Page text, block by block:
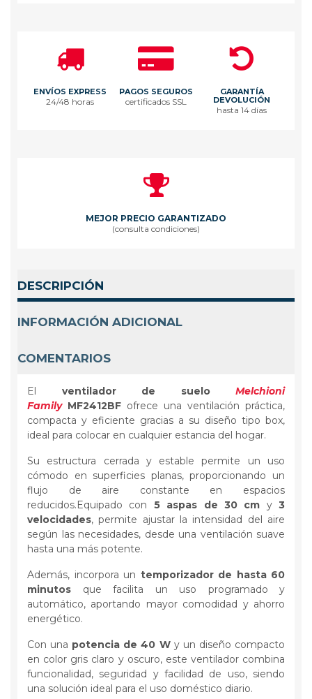
ENVÍOS EXPRESS
24/48 horas
PAGOS SEGUROS
certificados SSL
GARANTÍA
DEVOLUCIÓN
hasta 14 días
MEJOR PRECIO GARANTIZADO
(consulta condiciones)
DESCRIPCIÓN
INFORMACIÓN ADICIONAL
COMENTARIOS
El ventilador de suelo
Melchioni
Family MF2412BF ofrece una ventilación práctica,
compacta y eficiente gracias a su diseño tipo box,
ideal para colocar en cualquier estancia del hogar.
Su estructura cerrada y estable permite un uso
cómodo en superficies planas, proporcionando un
flujo de aire constante en espacios
reducidos.Equipado con 5 aspas de 30 cm y3
velocidades, permite ajustar la intensidad del aire
según las necesidades, desde una ventilación suave
hasta una más potente.
Además, incorpora un temporizador de hasta 60
minutos que facilita un uso programado y
automático, aportando mayor comodidad y ahorro
energético.
Con una potencia de 40 Wy un diseño compacto
en color gris claro y oscuro, este ventilador combina
funcionalidad, seguridad y facilidad de uso, siendo
una solución ideal para el uso doméstico diario.